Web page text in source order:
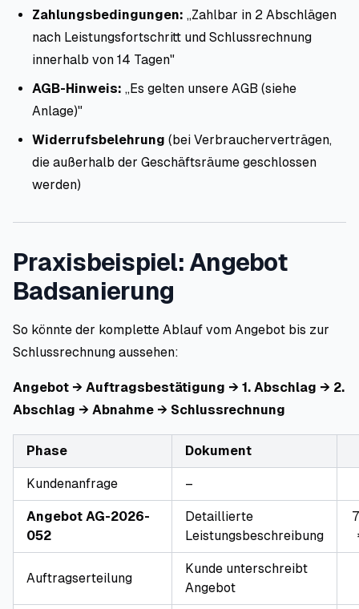
Zahlungsbedingungen: „Zahlbar in 2 Abschlägen
nach Leistungsfortschritt und Schlussrechnung
innerhalb von 14 Tagen"
AGB-Hinweis: „Es gelten unsere AGB (siehe
Anlage)"
Widerrufsbelehrung (bei Verbraucherverträgen,
die außerhalb der Geschäftsräume geschlossen
werden)
Praxisbeispiel: Angebot
Badsanierung
So könnte der komplette Ablauf vom Angebot bis zur
Schlussrechnung aussehen:
Angebot → Auftragsbestätigung → 1. Abschlag → 2.
Abschlag → Abnahme → Schlussrechnung
Phase Dokument
Kundenanfrage –
Angebot AG-2026-
052
Detaillierte
Leistungsbeschreibung
Auftragserteilung
Kunde unterschreibt
Angebot